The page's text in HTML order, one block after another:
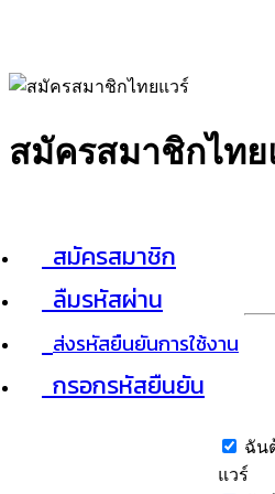
สมัครสมาชิกไทย
สมัครสมาชิก
ลืมรหัสผ่าน
ส่งรหัสยืนยันการใช้งาน
กรอกรหัสยืนยัน
ฉัน
แวร์